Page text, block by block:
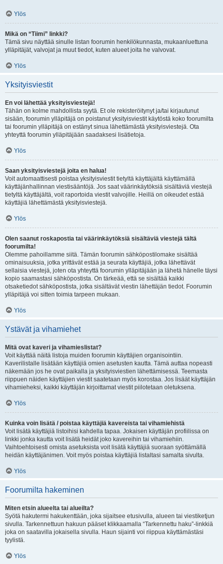
Ylös
Mikä on “Tiimi” linkki?
Tämä sivu näyttää sinulle listan foorumin henkilökunnasta, mukaanluettuna
ylläpitäjät, valvojat ja muut tiedot, kuten alueet joita he valvovat.
Ylös
Yksityisviestit
En voi lähettää yksityisviestejä!
Tähän on kolme mahdollista syytä. Et ole rekisteröitynyt ja/tai kirjautunut
sisään, foorumin ylläpitäjä on poistanut yksityisviestit käytöstä koko foorumilta
tai foorumin ylläpitäjä on estänyt sinua lähettämästä yksityisviestejä. Ota
yhteyttä foorumin ylläpitäjään saadaksesi lisätietoja.
Ylös
Saan yksityisviestejä joita en halua!
Voit automaattisesti poistaa yksityisviestit tietyltä käyttäjältä käyttämällä
käyttäjänhallinnan viestisääntöjä. Jos saat väärinkäytöksiä sisältäviä viestejä
tietyltä käyttäjältä, voit raportoida viestit valvojille. Heillä on oikeudet estää
käyttäjiä lähettämästä yksityisviestejä.
Ylös
Olen saanut roskapostia tai väärinkäytöksiä sisältäviä viestejä tältä
foorumilta!
Olemme pahoillamme siitä. Tämän foorumin sähköpostilomake sisältää
ominaisuuksia, jotka yrittävät estää ja seurata käyttäjiä, jotka lähettävät
sellaisia viestejä, joten ota yhteyttä foorumin ylläpitäjään ja lähetä hänelle täysi
kopio saamastasi sähköpostista. On tärkeää, että se sisältää kaikki
otsaketiedot sähköpostista, jotka sisältävät viestin lähettäjän tiedot. Foorumin
ylläpitäjä voi sitten toimia tarpeen mukaan.
Ylös
Ystävät ja vihamiehet
Mitä ovat kaveri ja vihamieslistat?
Voit käyttää näitä listoja muiden foorumin käyttäjien organisointiin.
Kaverilistalle lisätään käyttäjiä omien asetusten kautta. Tämä auttaa nopeasti
näkemään jos he ovat paikalla ja yksityisviestien lähettämisessä. Teemasta
riippuen näiden käyttäjien viestit saatetaan myös korostaa. Jos lisäät käyttäjän
vihamieheksi, kaikki käyttäjän kirjoittamat viestit piilotetaan oletuksena.
Ylös
Kuinka voin lisätä / poistaa käyttäjiä kavereista tai vihamiehistä
Voit lisätä käyttäjiä listoihisi kahdella tapaa. Jokaisen käyttäjän profiilissa on
linkki jonka kautta voit lisätä heidät joko kavereihin tai vihamiehiin.
Vaihtoehtoisesti omista asetuksista voit lisätä käyttäjiä suoraan syöttämällä
heidän käyttäjänimen. Voit myös poistaa käyttäjiä listaltasi samalta sivulta.
Ylös
Foorumilta hakeminen
Miten etsin alueelta tai alueilta?
Syötä hakutermi hakukenttään, joka sijaitsee etusivulla, alueen tai viestiketjun
sivulla. Tarkennettuun hakuun pääset klikkaamalla “Tarkennettu haku”-linkkiä
joka on saatavilla jokaisella sivulla. Haun sijainti voi riippua käyttämästäsi
tyylistä.
Ylös